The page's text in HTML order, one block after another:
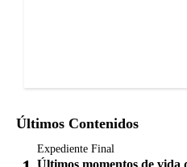
Últimos Contenidos
Expediente Final